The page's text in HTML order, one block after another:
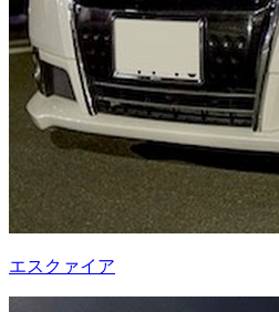
エスクァイア